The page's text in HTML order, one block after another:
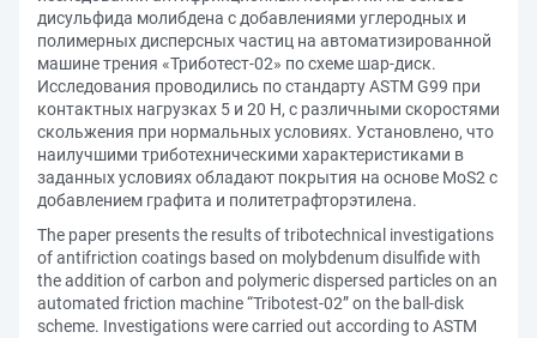
дисульфида молибдена с добавлениями углеродных и
полимерных дисперсных частиц на автоматизированной
машине трения «Триботест-02» по схеме шар-диск.
Исследования проводились по стандарту ASTM G99 при
контактных нагрузках 5 и 20 Н, с различными скоростями
скольжения при нормальных условиях. Установлено, что
наилучшими триботехническими характеристиками в
заданных условиях обладают покрытия на основе MoS2 с
добавлением графита и политетрафторэтилена.
The paper presents the results of tribotechnical investigations
of antifriction coatings based on molybdenum disulfide with
the addition of carbon and polymeric dispersed particles on an
automated friction machine “Tribotest-02” on the ball-disk
scheme. Investigations were carried out according to ASTM